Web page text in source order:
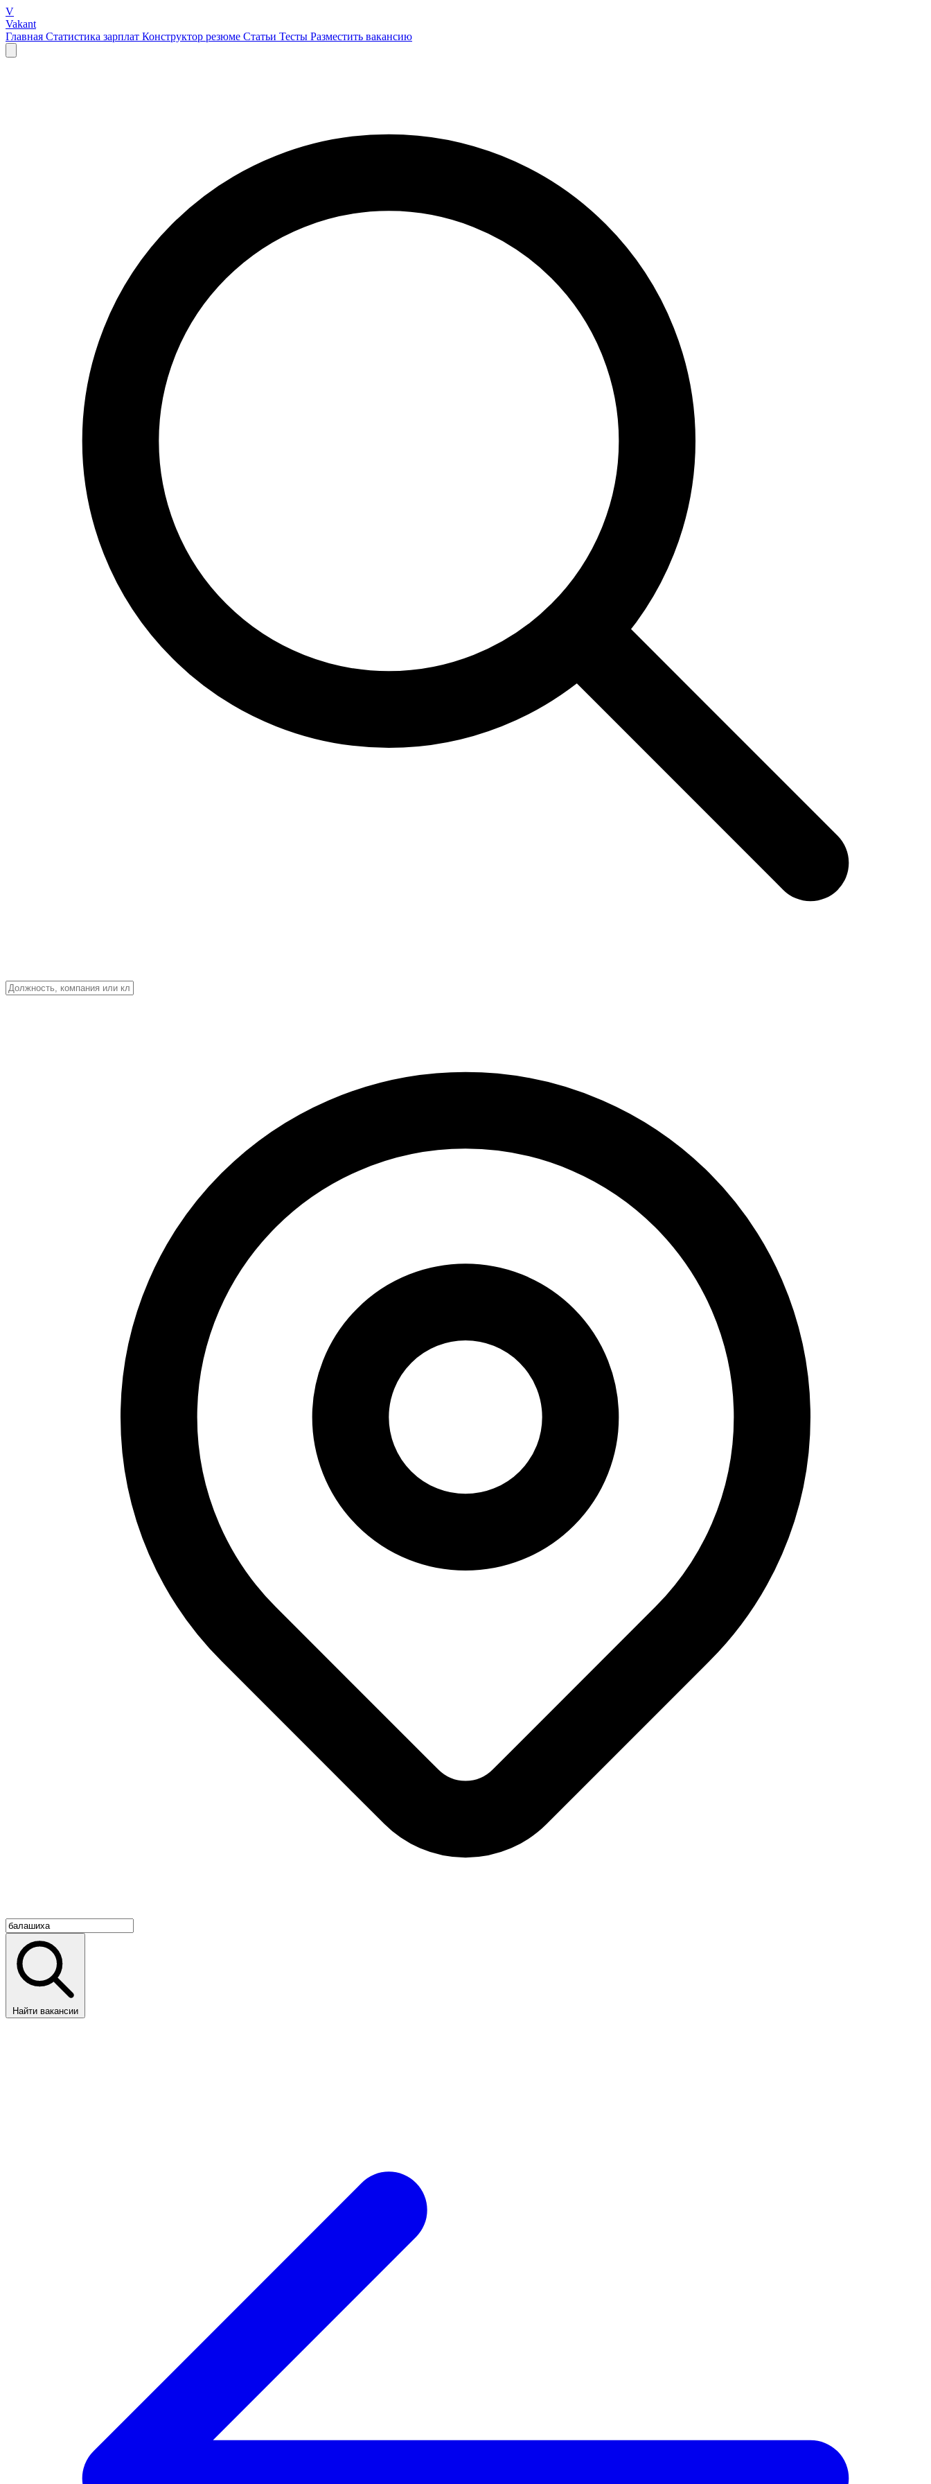
V
Vakant
Главная Статистика зарплат Конструктор резюме Статьи Тесты Разместить вакансию
Найти вакансии